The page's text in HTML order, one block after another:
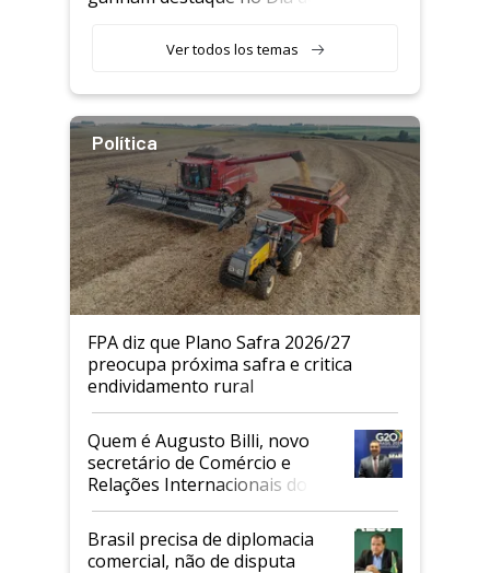
Ver todos los temas
Política
FPA diz que Plano Safra 2026/27
preocupa próxima safra e critica
endividamento rural
Quem é Augusto Billi, novo
secretário de Comércio e
Relações Internacionais do
Mapa
Brasil precisa de diplomacia
comercial, não de disputa